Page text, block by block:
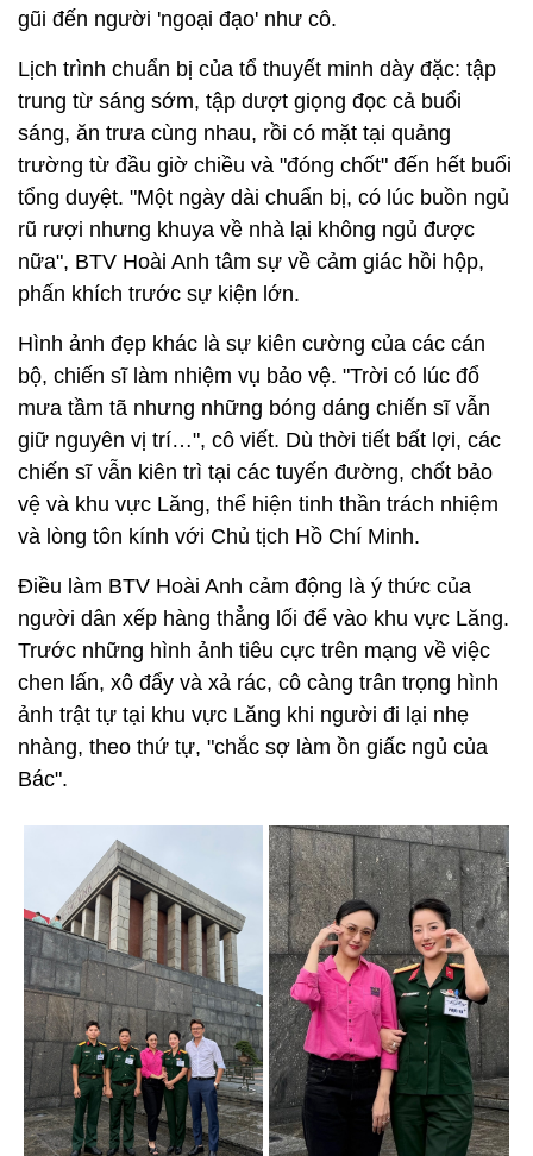
gũi đến người 'ngoại đạo' như cô.
Lịch trình chuẩn bị của tổ thuyết minh dày đặc: tập
trung từ sáng sớm, tập dượt giọng đọc cả buổi
sáng, ăn trưa cùng nhau, rồi có mặt tại quảng
trường từ đầu giờ chiều và "đóng chốt" đến hết buổi
tổng duyệt. "Một ngày dài chuẩn bị, có lúc buồn ngủ
rũ rượi nhưng khuya về nhà lại không ngủ được
nữa", BTV Hoài Anh tâm sự về cảm giác hồi hộp,
phấn khích trước sự kiện lớn.
Hình ảnh đẹp khác là sự kiên cường của các cán
bộ, chiến sĩ làm nhiệm vụ bảo vệ. "Trời có lúc đổ
mưa tầm tã nhưng những bóng dáng chiến sĩ vẫn
giữ nguyên vị trí…", cô viết. Dù thời tiết bất lợi, các
chiến sĩ vẫn kiên trì tại các tuyến đường, chốt bảo
vệ và khu vực Lăng, thể hiện tinh thần trách nhiệm
và lòng tôn kính với Chủ tịch Hồ Chí Minh.
Điều làm BTV Hoài Anh cảm động là ý thức của
người dân xếp hàng thẳng lối để vào khu vực Lăng.
Trước những hình ảnh tiêu cực trên mạng về việc
chen lấn, xô đẩy và xả rác, cô càng trân trọng hình
ảnh trật tự tại khu vực Lăng khi người đi lại nhẹ
nhàng, theo thứ tự, "chắc sợ làm ồn giấc ngủ của
Bác".